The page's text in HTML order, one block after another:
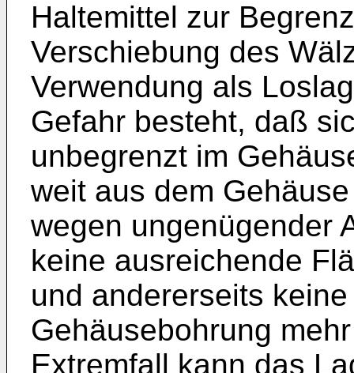
Haltemittel zur
Verschiebung des
Verwendung als
Gefahr besteht, daß
unbegrenzt im
weit aus dem
wegen ungenügender
keine ausreichende
und andererseits
Gehäusebohrung
Extremfall kann das